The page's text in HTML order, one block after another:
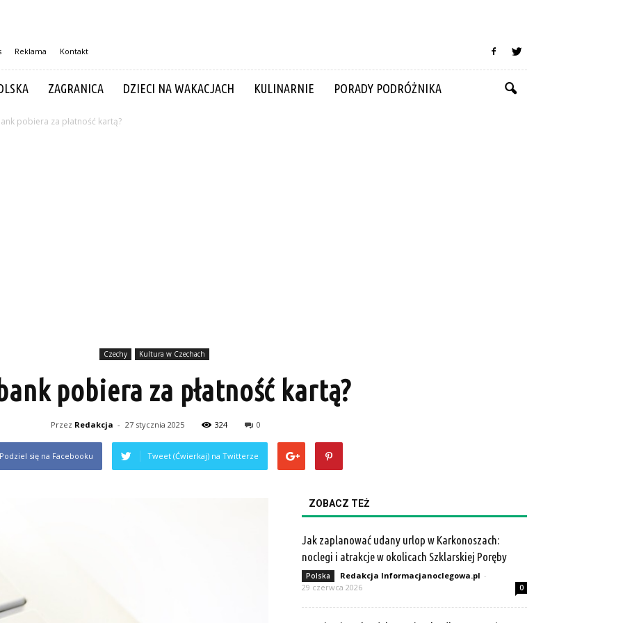
Reklama Kontakt
ZAGRANICA DZIECI NA WAKACJACH KULINARNIE PORADY PODRÓŻNIKA
pobiera za płatność kartą?
Czechy Kultura w Czechach
pobiera za płatność kartą?
Przez Redakcja - 27 stycznia 2025 324 0
się na Facebooku Tweet (Ćwierkaj) na Twitterze
ZOBACZ TEŻ
Jak zaplanować udany urlop w Karkonoszach:
noclegi i atrakcje w okolicach Szklarskiej Poręby
Polska Redakcja Informacjanoclegowa.pl -
29 czerwca 2026
0